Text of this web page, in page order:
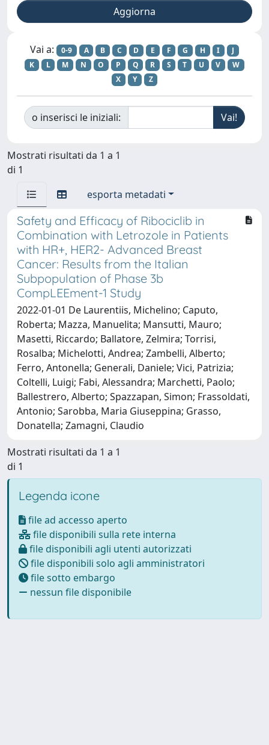
Vai a: 0-9 A B C D E F G H I
J
K
L M N O P Q R S T U V
W
X
Y Z
o inserisci le iniziali:
Mostrati risultati da 1 a 1
di 1
esporta metadati
Safety and Efficacy of Ribociclib in
Combination with Letrozole in Patients
with HR+, HER2- Advanced Breast
Cancer: Results from the Italian
Subpopulation of Phase 3b
CompLEEment-1 Study
2022-01-01 De Laurentiis, Michelino; Caputo,
Roberta; Mazza, Manuelita; Mansutti, Mauro;
Masetti, Riccardo; Ballatore, Zelmira; Torrisi,
Rosalba; Michelotti, Andrea; Zambelli, Alberto;
Ferro, Antonella; Generali, Daniele; Vici, Patrizia;
Coltelli, Luigi; Fabi, Alessandra; Marchetti, Paolo;
Ballestrero, Alberto; Spazzapan, Simon; Frassoldati,
Antonio; Sarobba, Maria Giuseppina; Grasso,
Donatella; Zamagni, Claudio
Mostrati risultati da 1 a 1
di 1
Legenda icone
file ad accesso aperto
file disponibili sulla rete interna
file disponibili agli utenti autorizzati
file disponibili solo agli amministratori
file sotto embargo
nessun file disponibile